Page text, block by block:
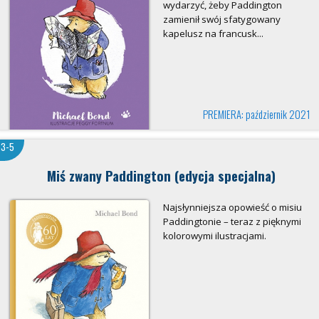
wydarzyć, żeby Paddington
zamienił swój sfatygowany
kapelusz na francusk...
PREMIERA: październik 2021
3-5
Miś zwany Paddington (edycja specjalna)
Najsłynniejsza opowieść o misiu
Paddingtonie – teraz z pięknymi
kolorowymi ilustracjami.